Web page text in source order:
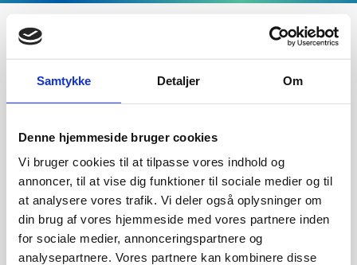
Samtykke Detaljer Om
Denne hjemmeside bruger cookies
Vi bruger cookies til at tilpasse vores indhold og
annoncer, til at vise dig funktioner til sociale medier og til
at analysere vores trafik. Vi deler også oplysninger om
din brug af vores hjemmeside med vores partnere inden
for sociale medier, annonceringspartnere og
analysepartnere. Vores partnere kan kombinere disse
Forside/Romania
NO-3060 Svelvik
+47 3329 7062
Info@exodraft.no